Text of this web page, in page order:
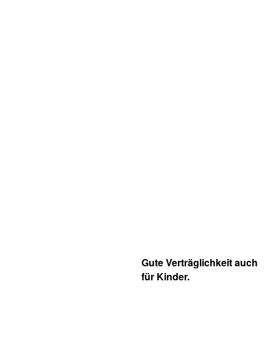
Gute Verträglichkeit auch
für Kinder.